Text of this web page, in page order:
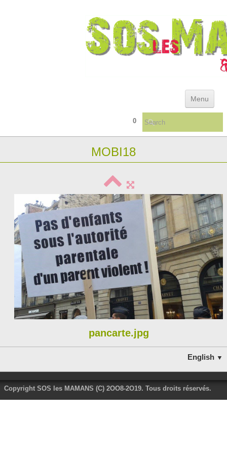
Menu
ACTUALITÉS & ARCHIVES
LIVRES/TÉMOIGNAGES
LES PARTENAIRES
0
MOBI18
pancarte.jpg
English ▼
Copyright SOS les MAMANS (C) 2OO8-2O19. Tous droits réservés.